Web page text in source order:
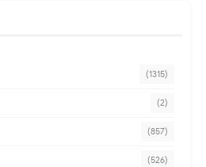
(1315)
(2)
(857)
(526)